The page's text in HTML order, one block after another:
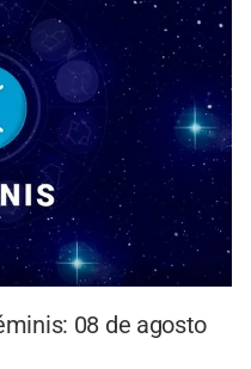
08 de agosto